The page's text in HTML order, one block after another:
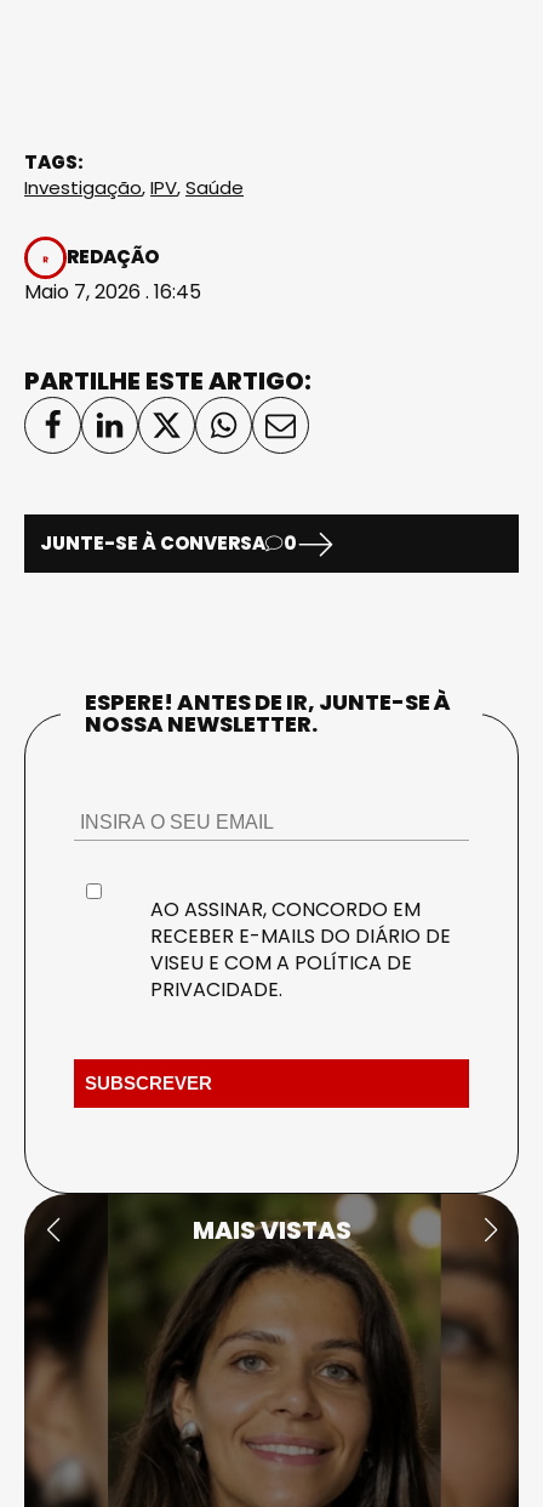
TAGS:
Investigação,IPV,Saúde
REDAÇÃO
Maio 7, 2026 . 16:45
PARTILHE ESTE ARTIGO:
JUNTE-SE À CONVERSA 0
ESPERE! ANTES DE IR, JUNTE-SE À
NOSSA NEWSLETTER.
AO ASSINAR, CONCORDO EM
RECEBER E-MAILS DO DIÁRIO DE
VISEU E COM A POLÍTICA DE
PRIVACIDADE.
MAIS VISTAS